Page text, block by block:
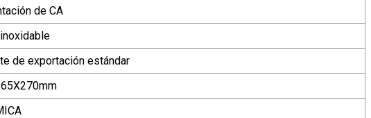
de CA
de exportación estándar